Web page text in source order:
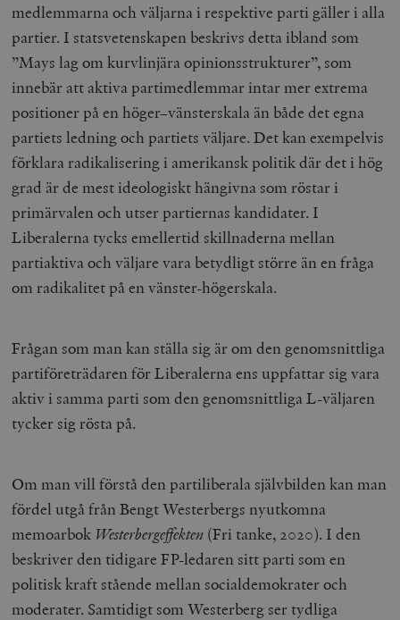
medlemmarna och väljarna i respektive parti gäller i alla
partier. I statsvetenskapen beskrivs detta ibland som
”Mays lag om kurvlinjära opinionsstrukturer”, som
innebär att aktiva partimedlemmar intar mer extrema
positioner på en höger–vänsterskala än både det egna
partiets ledning och partiets väljare. Det kan exempelvis
förklara radikalisering i amerikansk politik där det i hög
grad är de mest ideologiskt hängivna som röstar i
primärvalen och utser partiernas kandidater. I
Liberalerna tycks emellertid skillnaderna mellan
partiaktiva och väljare vara betydligt större än en fråga
om radikalitet på en vänster-högerskala.
Frågan som man kan ställa sig är om den genomsnittliga
partiföreträdaren för Liberalerna ens uppfattar sig vara
aktiv i samma parti som den genomsnittliga L-väljaren
tycker sig rösta på.
Om man vill förstå den partiliberala självbilden kan man
fördel utgå från Bengt Westerbergs nyutkomna
memoarbok Westerbergeffekten (Fri tanke, 2020). I den
beskriver den tidigare FP-ledaren sitt parti som en
politisk kraft stående mellan socialdemokrater och
moderater. Samtidigt som Westerberg ser tydliga